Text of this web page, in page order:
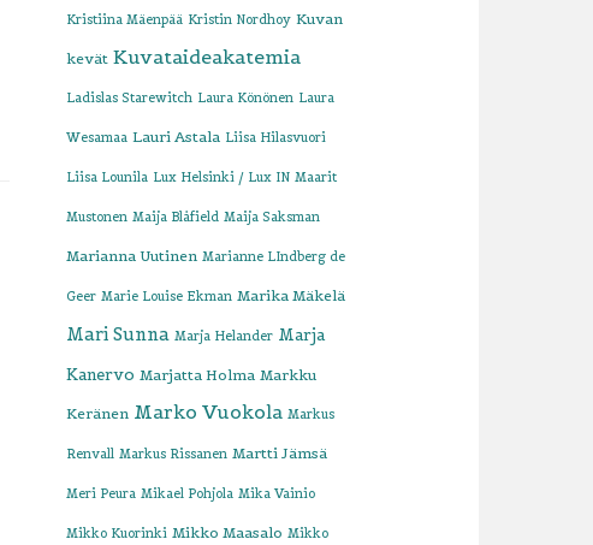
Kristiina Mäenpää Kristin Nordhoy Kuvan
kevät Kuvataideakatemia
Ladislas Starewitch Laura Könönen Laura
Wesamaa Lauri Astala Liisa Hilasvuori
Liisa Lounila Lux Helsinki / Lux IN Maarit
Mustonen Maija Blåfield Maija Saksman
Marianna Uutinen Marianne LIndberg de
Geer Marie Louise Ekman Marika Mäkelä
Mari Sunna Marja Helander Marja
Kanervo Marjatta Holma Markku
Keränen Marko Vuokola Markus
Renvall Markus Rissanen Martti Jämsä
Meri Peura Mikael Pohjola Mika Vainio
Mikko Kuorinki Mikko Maasalo Mikko